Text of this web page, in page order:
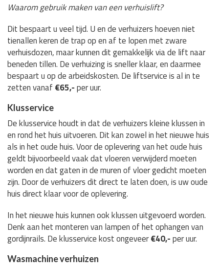
Waarom gebruik maken van een verhuislift?
Dit bespaart u veel tijd. U en de verhuizers hoeven niet
tienallen keren de trap op en af te lopen met zware
verhuisdozen, maar kunnen dit gemakkelijk via de lift naar
beneden tillen. De verhuizing is sneller klaar, en daarmee
bespaart u op de arbeidskosten. De liftservice is al in te
zetten vanaf €65,-per uur.
Klusservice
De klusservice houdt in dat de verhuizers kleine klussen in
en rond het huis uitvoeren. Dit kan zowel in het nieuwe huis
als in het oude huis. Voor de oplevering van het oude huis
geldt bijvoorbeeld vaak dat vloeren verwijderd moeten
worden en dat gaten in de muren of vloer gedicht moeten
zijn. Door de verhuizers dit direct te laten doen, is uw oude
huis direct klaar voor de oplevering.
In het nieuwe huis kunnen ook klussen uitgevoerd worden.
Denk aan het monteren van lampen of het ophangen van
gordijnrails. De klusservice kost ongeveer€40,-per uur.
Wasmachine verhuizen